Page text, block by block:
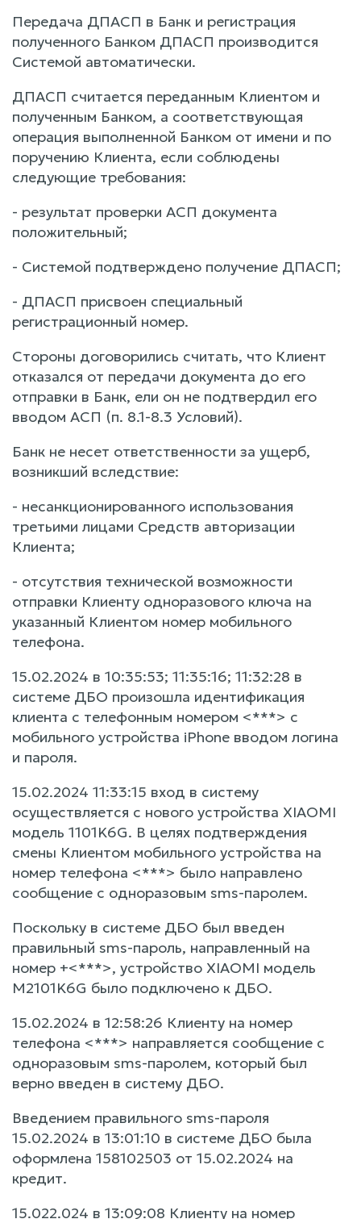
Передача ДПАСП в Банк и регистрация
полученного Банком ДПАСП производится
Системой автоматически.
ДПАСП считается переданным Клиентом и
полученным Банком, а соответствующая
операция выполненной Банком от имени и по
поручению Клиента, если соблюдены
следующие требования:
- результат проверки АСП документа
положительный;
- Системой подтверждено получение ДПАСП;
- ДПАСП присвоен специальный
регистрационный номер.
Стороны договорились считать, что Клиент
отказался от передачи документа до его
отправки в Банк, ели он не подтвердил его
вводом АСП (п. 8.1-8.3 Условий).
Банк не несет ответственности за ущерб,
возникший вследствие:
- несанкционированного использования
третьими лицами Средств авторизации
Клиента;
- отсутствия технической возможности
отправки Клиенту одноразового ключа на
указанный Клиентом номер мобильного
телефона.
15.02.2024 в 10:35:53; 11:35:16; 11:32:28 в
системе ДБО произошла идентификация
клиента с телефонным номером <***> с
мобильного устройства iPhone вводом логина
и пароля.
15.02.2024 11:33:15 вход в систему
осуществляется с нового устройства XIAOMI
модель 1101K6G. В целях подтверждения
смены Клиентом мобильного устройства на
номер телефона <***> было направлено
сообщение с одноразовым sms-паролем.
Поскольку в системе ДБО был введен
правильный sms-пароль, направленный на
номер +<***>, устройство XIAOMI модель
M2101K6G было подключено к ДБО.
15.02.2024 в 12:58:26 Клиенту на номер
телефона <***> направляется сообщение с
одноразовым sms-паролем, который был
верно введен в систему ДБО.
Введением правильного sms-пароля
15.02.2024 в 13:01:10 в системе ДБО была
оформлена 158102503 от 15.02.2024 на
кредит.
15.022.024 в 13:09:08 Клиенту на номер